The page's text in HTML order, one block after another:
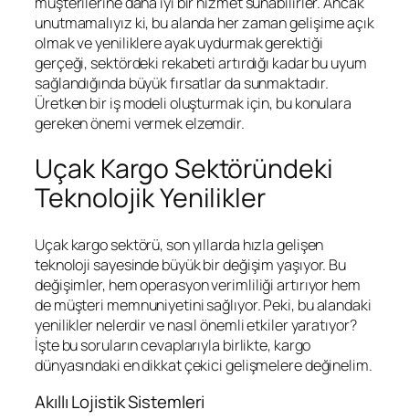
unutmamalıyız ki, bu alanda her zaman gelişime açık
olmak ve yeniliklere ayak uydurmak gerektiği
gerçeği, sektördeki rekabeti artırdığı kadar bu uyum
sağlandığında büyük fırsatlar da sunmaktadır.
Üretken bir iş modeli oluşturmak için, bu konulara
gereken önemi vermek elzemdir.
Uçak Kargo Sektöründeki
Teknolojik Yenilikler
Uçak kargo sektörü, son yıllarda hızla gelişen
teknoloji sayesinde büyük bir değişim yaşıyor. Bu
değişimler, hem operasyon verimliliği artırıyor hem
de müşteri memnuniyetini sağlıyor. Peki, bu alandaki
yenilikler nelerdir ve nasıl önemli etkiler yaratıyor?
İşte bu soruların cevaplarıyla birlikte, kargo
dünyasındaki en dikkat çekici gelişmelere değinelim.
Akıllı Lojistik Sistemleri